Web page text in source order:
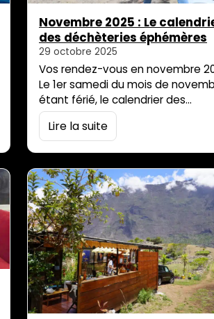
Novembre 2025 : Le
des déchèteries éphémères
29 octobre 2025
Vos rendez-vous en novembre
Le 1er samedi du mois de
étant férié, le calendrier des
déchèteries éphémères est
d’une semaine. Les déchèteries
éphémères sont spécialement
éloignés des équipements fixes
vous faciliter la gestion de vos
déchets et encourager des
écoresponsables. Sur ces points
d’apport volontaire éphémères,
pouvez déposer, […]
Lire la suite